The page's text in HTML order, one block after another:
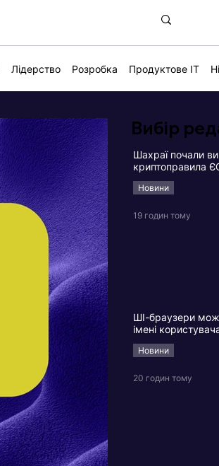
Лідерство Розробка Продуктове IT
Вибір
Шахраї почали
криптоправила
Новини
19 годин тому
ШІ-браузери
імені
Новини
20 годин тому